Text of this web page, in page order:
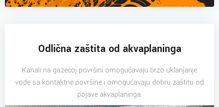
Odlična zaštita od akvaplaninga
Kanali na gazećoj površini omogućavaju brzo uklanjanje
vode sa kontaktne površine i omogućavaju dobru zaštitu od
pojave akvaplaninga.